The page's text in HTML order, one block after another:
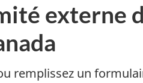
externe
remplissez un